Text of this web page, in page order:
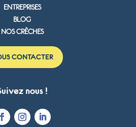
ENTREPRISES
BLOG
NOS CRÈCHES
CONTACTER
nous !